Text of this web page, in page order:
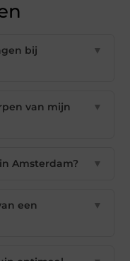
bij
▼
van mijn
▼
Amsterdam? ▼
een
▼